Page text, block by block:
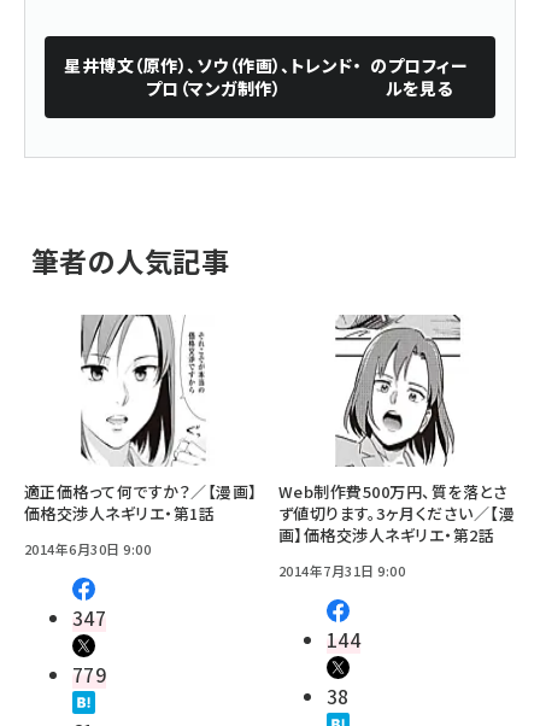
星井博文（原作）、ソウ（作画）、トレンド・
プロ（マンガ制作）
のプロフィー
ルを見る
筆者の人気記事
適正価格って何ですか？／【漫画】
価格交渉人ネギリエ・第1話
2014年6月30日 9:00
347
779
Web制作費500万円、質を落とさ
ず値切ります。3ヶ月ください／【漫
画】価格交渉人ネギリエ・第2話
2014年7月31日 9:00
144
38